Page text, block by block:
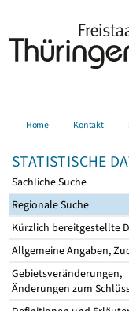
Home Kontakt
STATISTISCHE
Sachliche Suche
Regionale Suche
Kürzlich bereitgestellte
Allgemeine Angaben,
Gebietsveränderungen,
Änderungen zum